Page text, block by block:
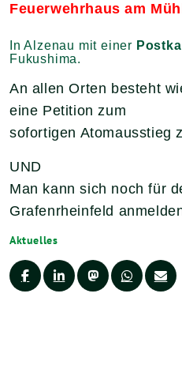
Feuerwehrhaus am
In Alzenau mit einer
Fukushima.
An allen Orten besteht
eine Petition zum
sofortigen Atomausstieg
UND
Man kann sich noch für
Grafenrheinfeld
Aktuelles